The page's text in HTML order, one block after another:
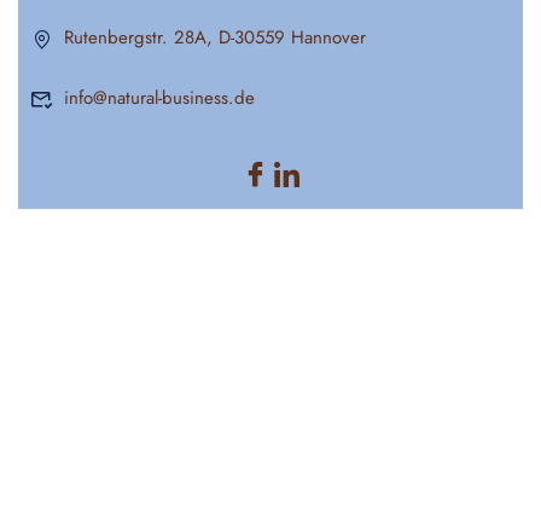
Rutenbergstr. 28A, D-30559 Hannover
info@natural-business.de